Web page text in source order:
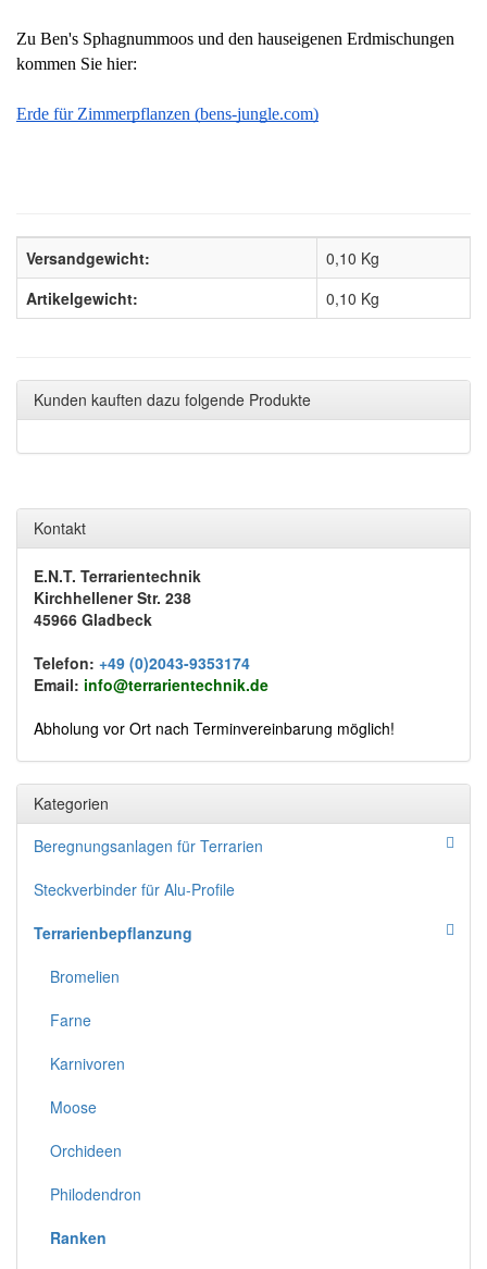
Zu Ben's Sphagnummoos und den hauseigenen Erdmischungen
kommen Sie hier:
Erde für Zimmerpflanzen (bens-jungle.com)
Versandgewicht:
0,10 Kg
Artikelgewicht:
0,10 Kg
Kunden kauften dazu folgende Produkte
Kontakt
E.N.T. Terrarientechnik
Kirchhellener Str. 238
45966 Gladbeck
Telefon: +49 (0)2043-9353174
Email: info@terrarientechnik.de
Abholung vor Ort nach Terminvereinbarung möglich!
Kategorien
Beregnungsanlagen für Terrarien
Steckverbinder für Alu-Profile
Terrarienbepflanzung
Bromelien
Farne
Karnivoren
Moose
Orchideen
Philodendron
Ranken